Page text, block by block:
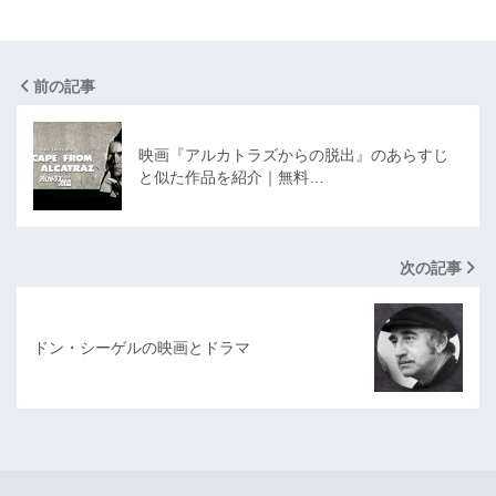
前の記事
映画『アルカトラズからの脱出』のあらすじ
と似た作品を紹介｜無料…
次の記事
ドン・シーゲルの映画とドラマ